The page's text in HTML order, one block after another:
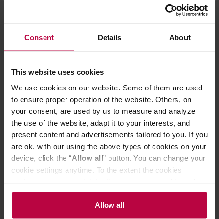
Consent Details About
This website uses cookies
We use cookies on our website. Some of them are used
to ensure proper operation of the website. Others, on
your consent, are used by us to measure and analyze
the use of the website, adapt it to your interests, and
present content and advertisements tailored to you. If you
are ok. with our using the above types of cookies on your
device, click the “Allow all” button. You can change your
cookie settings anytime. To the extent the cookies
the controller’s (namely, ALL GOOD S.A., ul.
Mazowiecka 24I/U9, 78-100 Kołobrzeg) or third parties’
legitimate interests which are to ensure a high quality of
Allow all
Sage - Odkamieniacz w proszku
Do poczytania przy kawie: